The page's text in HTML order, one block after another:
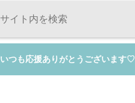
いつも応援ありがとうございます♡